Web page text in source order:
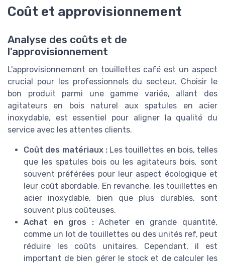
Coût et approvisionnement
Analyse des coûts et de
l'approvisionnement
L'approvisionnement en touillettes café est un aspect
crucial pour les professionnels du secteur. Choisir le
bon produit parmi une gamme variée, allant des
agitateurs en bois naturel aux spatules en acier
inoxydable, est essentiel pour aligner la qualité du
service avec les attentes clients.
Coût des matériaux :Les touillettes en bois, telles
que les spatules bois ou les agitateurs bois, sont
souvent préférées pour leur aspect écologique et
leur coût abordable. En revanche, les touillettes en
acier inoxydable, bien que plus durables, sont
souvent plus coûteuses.
Achat en gros :Acheter en grande quantité,
comme un lot de touillettes ou des unités ref, peut
réduire les coûts unitaires. Cependant, il est
important de bien gérer le stock et de calculer les